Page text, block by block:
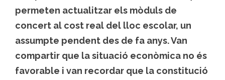
permeten actualitzar els mòduls de
concert al cost real del lloc escolar, un
assumpte pendent des de fa anys. Van
compartir que la situació econòmica no és
favorable i van recordar que la constitució